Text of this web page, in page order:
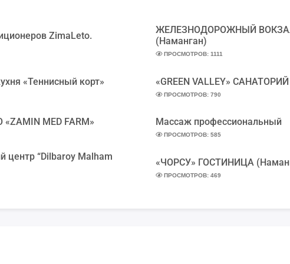
ZimaLeto.
ЖЕЛЕЗНОДОРОЖНЫЙ
(Наманган)
ПРОСМОТРОВ: 1111
«Теннисный корт» «GREEN VALLEY»
ПРОСМОТРОВ: 790
MED FARM» Массаж профессиональный
ПРОСМОТРОВ: 585
центр “Dilbaroy Malham
«ЧОРСУ» ГОСТИНИЦА
ПРОСМОТРОВ: 469